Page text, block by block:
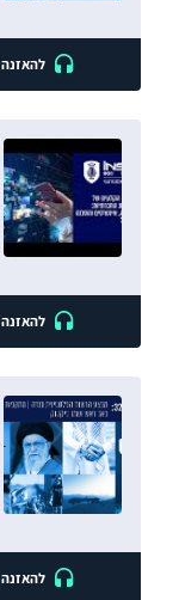
להאזנה
להאזנה
להאזנה